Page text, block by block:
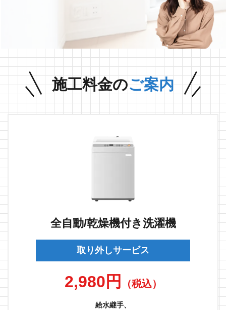
施工料金のご案内
全自動/乾燥機付き洗濯機
取り外しサービス
2,980円 （税込）
給水継手、